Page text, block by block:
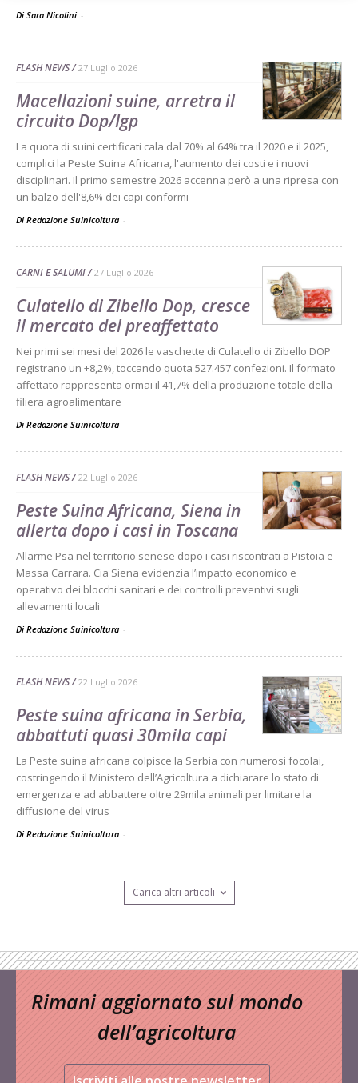
Di Sara Nicolini -
FLASH NEWS 27 Luglio 2026
Macellazioni suine, arretra il
circuito Dop/Igp
La quota di suini certificati cala dal 70% al 64% tra il 2020 e il 2025,
complici la Peste Suina Africana, l'aumento dei costi e i nuovi
disciplinari. Il primo semestre 2026 accenna però a una ripresa con
un balzo dell'8,6% dei capi conformi
Di Redazione Suinicoltura -
CARNI E SALUMI 27 Luglio 2026
Culatello di Zibello Dop, cresce
il mercato del preaffettato
Nei primi sei mesi del 2026 le vaschette di Culatello di Zibello DOP
registrano un +8,2%, toccando quota 527.457 confezioni. Il formato
affettato rappresenta ormai il 41,7% della produzione totale della
filiera agroalimentare
Di Redazione Suinicoltura -
FLASH NEWS 22 Luglio 2026
Peste Suina Africana, Siena in
allerta dopo i casi in Toscana
Allarme Psa nel territorio senese dopo i casi riscontrati a Pistoia e
Massa Carrara. Cia Siena evidenzia l’impatto economico e
operativo dei blocchi sanitari e dei controlli preventivi sugli
allevamenti locali
Di Redazione Suinicoltura -
FLASH NEWS 22 Luglio 2026
Peste suina africana in Serbia,
abbattuti quasi 30mila capi
La Peste suina africana colpisce la Serbia con numerosi focolai,
costringendo il Ministero dell’Agricoltura a dichiarare lo stato di
emergenza e ad abbattere oltre 29mila animali per limitare la
diffusione del virus
Di Redazione Suinicoltura -
Carica altri articoli
Rimani aggiornato sul mondo
dell’agricoltura